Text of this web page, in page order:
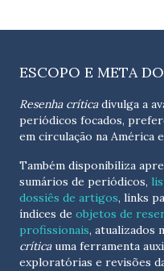
ESCOPO E META
Resenha críticadivulga a
periódicos focados,
em circulação na América
Também disponibiliza
sumários de periódicos,
dossiês de artigos, links
índices de objetos de
profissionais, atualizados
críticauma ferramenta
exploratórias e revisões